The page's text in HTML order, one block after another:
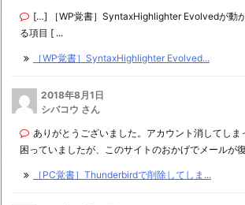
[…] ［WP覚書］SyntaxHighlighter Evolvedが動
る項目 [ ...
［WP覚書］SyntaxHighlighter Evolved...
2018年8月1日
シバコウ さん
ありがとうございました。アカウント消してし
困っていましたが、このサイトのおかげでメールが
［PC覚書］Thunderbirdで削除してしま...